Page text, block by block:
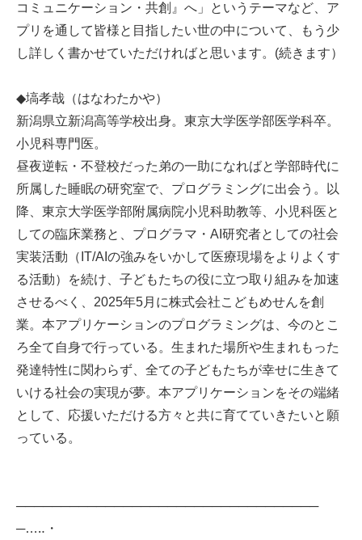
コミュニケーション・共創』へ」というテーマなど、ア
プリを通して皆様と目指したい世の中について、もう少
し詳しく書かせていただければと思います。(続きます）
◆塙孝哉（はなわたかや）
新潟県立新潟高等学校出身。東京大学医学部医学科卒。
小児科専門医。
昼夜逆転・不登校だった弟の一助になればと学部時代に
所属した睡眠の研究室で、プログラミングに出会う。以
降、東京大学医学部附属病院小児科助教等、小児科医と
しての臨床業務と、プログラマ・AI研究者としての社会
実装活動（IT/AIの強みをいかして医療現場をよりよくす
る活動）を続け、子どもたちの役に立つ取り組みを加速
させるべく、2025年5月に株式会社こどもめせんを創
業。本アプリケーションのプログラミングは、今のとこ
ろ全て自身で行っている。生まれた場所や生まれもった
発達特性に関わらず、全ての子どもたちが幸せに生きて
いける社会の実現が夢。本アプリケーションをその端緒
として、応援いただける方々と共に育てていきたいと願
っている。
──────────────────────────────────
─…‥・